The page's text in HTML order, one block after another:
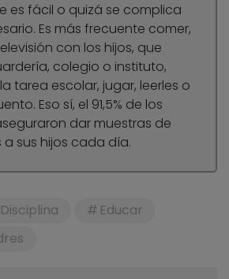
es fácil o quizá se complica
Es más frecuente comer,
con los hijos, que
colegio o instituto,
tarea escolar, jugar, leerles o
Eso sí, el 91,5% de los
dar muestras de
sus hijos cada día.
Disciplina
Educar